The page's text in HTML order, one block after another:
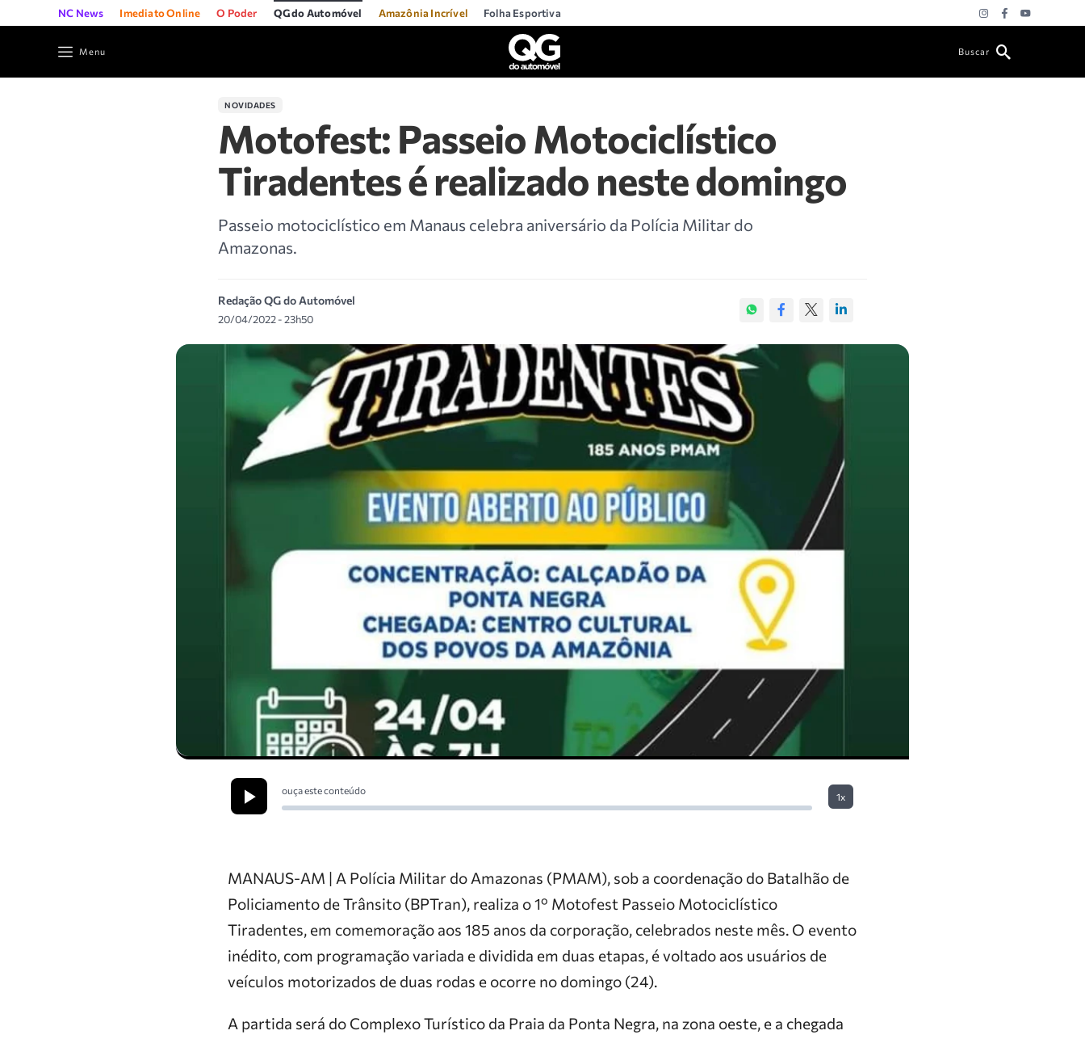
NC News Imediato Online O Poder QG do Automóvel Amazônia Incrível Folha Esportiva
Menu Buscar
NOVIDADES
Motofest: Passeio Motociclístico
Tiradentes é realizado neste domingo
Passeio motociclístico em Manaus celebra aniversário da Polícia Militar do
Amazonas.
Redação QG do Automóvel
20/04/2022 - 23h50
ouça este conteúdo
1x
MANAUS-AM | A Polícia Militar do Amazonas (PMAM), sob a coordenação do Batalhão de
Policiamento de Trânsito (BPTran), realiza o 1º Motofest Passeio Motociclístico
Tiradentes, em comemoração aos 185 anos da corporação, celebrados neste mês. O evento
inédito, com programação variada e dividida em duas etapas, é voltado aos usuários de
veículos motorizados de duas rodas e ocorre no domingo (24).
A partida será do Complexo Turístico da Praia da Ponta Negra, na zona oeste, e a chegada